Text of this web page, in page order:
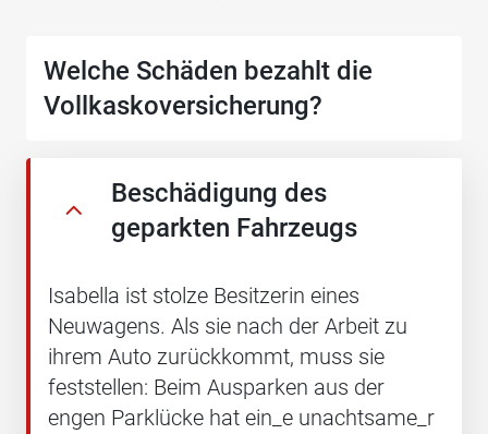
Welche Schäden bezahlt die
Vollkaskoversicherung?
Beschädigung des
geparkten Fahrzeugs
Isabella ist stolze Besitzerin eines
Neuwagens. Als sie nach der Arbeit zu
ihrem Auto zurückkommt, muss sie
feststellen: Beim Ausparken aus der
engen Parklücke hat ein_e unachtsame_r